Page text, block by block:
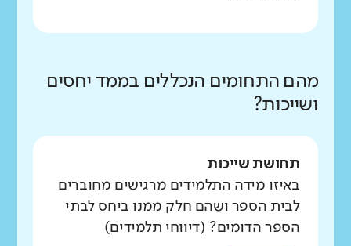
מהם התחומים הנכללים בממד יחסים
ושייכות?
תחושת שייכות
באיזו מידה התלמידים מרגישים מחוברים
לבית הספר ושהם חלק ממנו ביחס לבתי
הספר הדומים? (דיווחי תלמידים)